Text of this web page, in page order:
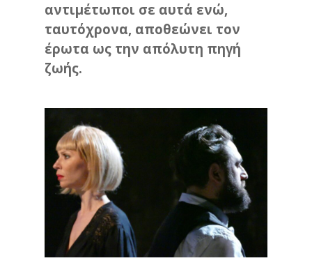
αντιμέτωποι σε αυτά ενώ,
ταυτόχρονα, αποθεώνει τον
έρωτα ως την απόλυτη πηγή
ζωής.